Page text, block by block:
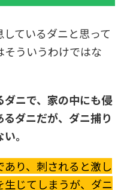
ているダニと思って
そういうわけではな
ニで、家の中にも侵
ダニだが、ダニ捕り
。
り、刺されると激し
じてしまうが、ダニ